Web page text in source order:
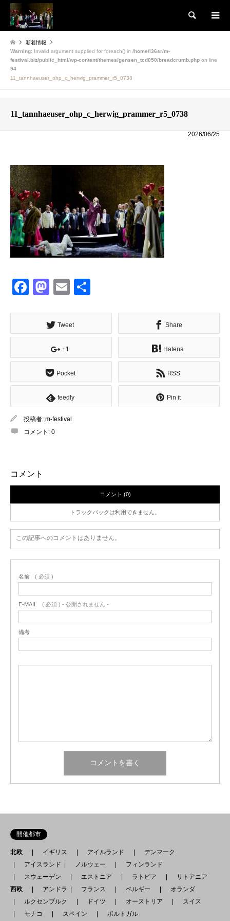
検索
新着情報
Warning: Invalid argument supplied for foreach() in /home/i36sr/m-
festival.biz/public_html/wp-content/themes/gensen_tcd050/breadcrumb.php on line
94
11_tannhaeuser_ohp_c_herwig_prammer_r5_0738
11_tannhaeuser_ohp_c_herwig_prammer_r5_0738
2026/06/25
Facebook
Mastodon
Email
Tweet Share
+1 Hatena
Pocket RSS
feedly Pin it
投稿者: m-festival
コメント: 0
コメント
コメント (0)
トラックバックは利用できません。
この記事へのコメントはありません。
名前 ( 必須 )
E-MAIL ( 必須 ) - 公開されません -
備考
開催都市
北欧 イギリス アイルランド
デンマーク
アイスランド
ノルウェー
フィンランド
スウェーデン
エストニア ラトビア
リトアニア
西欧
アンドラ フランス ベルギー
オランダ
ルクセンブルク
ドイツ オーストリア
スイス
モナコ
スペイン
ポルトガル